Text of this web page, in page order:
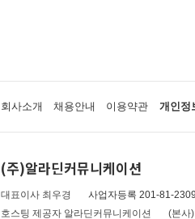
회사소개 채용안내 이용약관 개인정
(주)알라딘커뮤니케이션
대표이사 최우경 사업자등록 201-81-
호스팅 제공자 알라딘커뮤니케이션
(본사